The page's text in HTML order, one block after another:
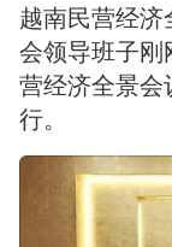
越南民营经
会领导班子刚
营经济全景会
行。